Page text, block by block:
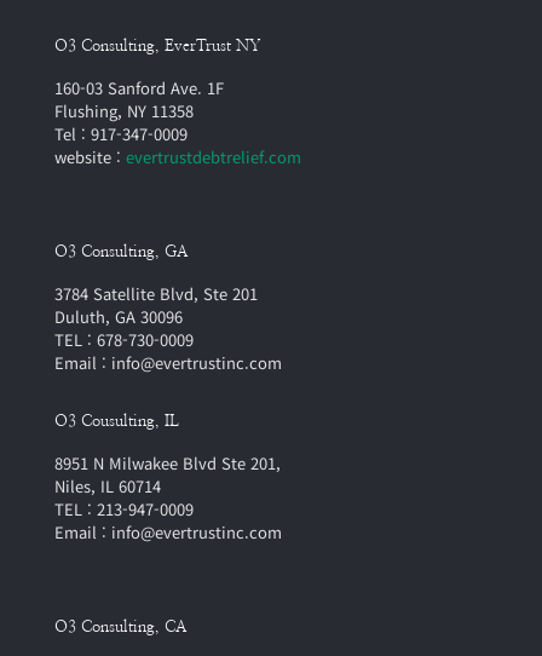
O3 Consulting, EverTrust NY
160-03 Sanford Ave. 1F
Flushing, NY 11358
Tel : 917-347-0009
website : evertrustdebtrelief.com
O3 Consulting, GA
3784 Satellite Blvd, Ste 201
Duluth, GA 30096
TEL : 678-730-0009
Email : info@evertrustinc.com
O3 Cousulting, IL
8951 N Milwakee Blvd Ste 201,
Niles, IL 60714
TEL : 213-947-0009
Email : info@evertrustinc.com
O3 Consulting, CA